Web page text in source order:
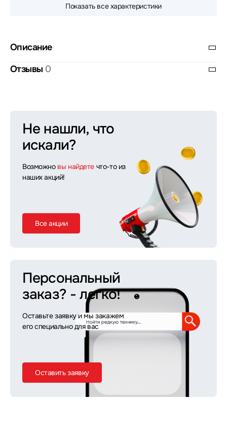
Показать все характеристики
Описание
Отзывы 0
Не нашли, что
искали?
Возможно вы найдете что-то из
наших акций!
Все акции
Персональный
заказ? - легко!
Оставьте заявку и мы закажем
его специально для вас
Оставить заявку